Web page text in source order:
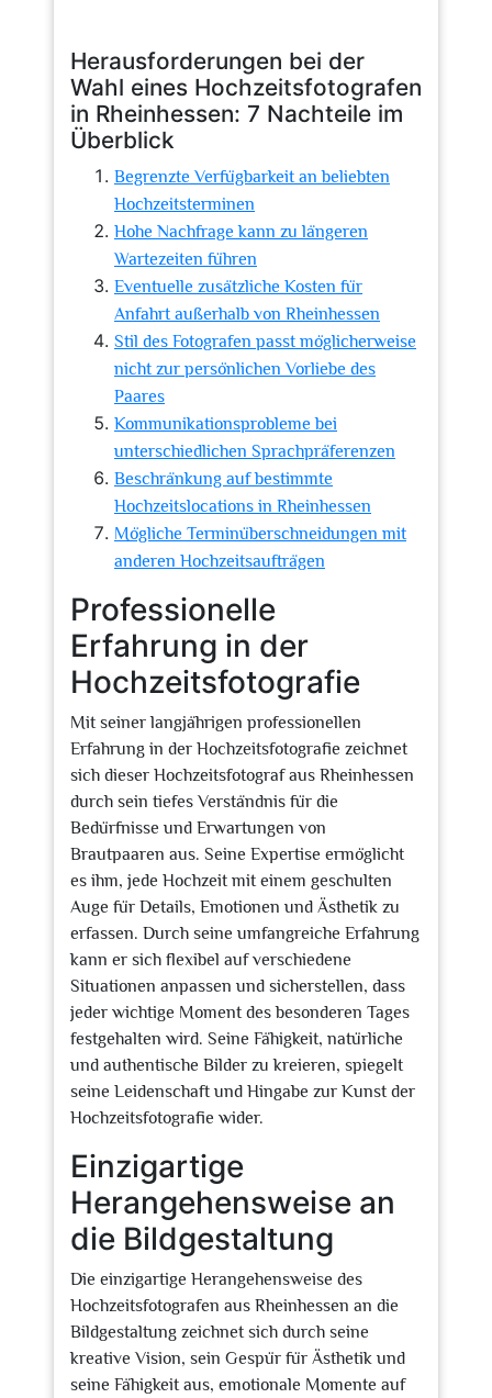
Herausforderungen bei der
Wahl eines Hochzeitsfotografen
in Rheinhessen: 7 Nachteile im
Überblick
Begrenzte Verfügbarkeit an beliebten
Hochzeitsterminen
Hohe Nachfrage kann zu längeren
Wartezeiten führen
Eventuelle zusätzliche Kosten für
Anfahrt außerhalb von Rheinhessen
Stil des Fotografen passt möglicherweise
nicht zur persönlichen Vorliebe des
Paares
Kommunikationsprobleme bei
unterschiedlichen Sprachpräferenzen
Beschränkung auf bestimmte
Hochzeitslocations in Rheinhessen
Mögliche Terminüberschneidungen mit
anderen Hochzeitsaufträgen
Professionelle
Erfahrung in der
Hochzeitsfotografie
Mit seiner langjährigen professionellen
Erfahrung in der Hochzeitsfotografie zeichnet
sich dieser Hochzeitsfotograf aus Rheinhessen
durch sein tiefes Verständnis für die
Bedürfnisse und Erwartungen von
Brautpaaren aus. Seine Expertise ermöglicht
es ihm, jede Hochzeit mit einem geschulten
Auge für Details, Emotionen und Ästhetik zu
erfassen. Durch seine umfangreiche Erfahrung
kann er sich flexibel auf verschiedene
Situationen anpassen und sicherstellen, dass
jeder wichtige Moment des besonderen Tages
festgehalten wird. Seine Fähigkeit, natürliche
und authentische Bilder zu kreieren, spiegelt
seine Leidenschaft und Hingabe zur Kunst der
Hochzeitsfotografie wider.
Einzigartige
Herangehensweise an
die Bildgestaltung
Die einzigartige Herangehensweise des
Hochzeitsfotografen aus Rheinhessen an die
Bildgestaltung zeichnet sich durch seine
kreative Vision, sein Gespür für Ästhetik und
seine Fähigkeit aus, emotionale Momente auf